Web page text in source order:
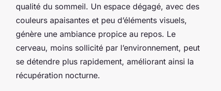
qualité du sommeil. Un espace dégagé, avec des
couleurs apaisantes et peu d’éléments visuels,
génère une ambiance propice au repos. Le
cerveau, moins sollicité par l’environnement, peut
se détendre plus rapidement, améliorant ainsi la
récupération nocturne.